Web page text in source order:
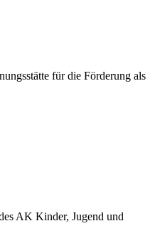
für die Förderung als
AK Kinder, Jugend und